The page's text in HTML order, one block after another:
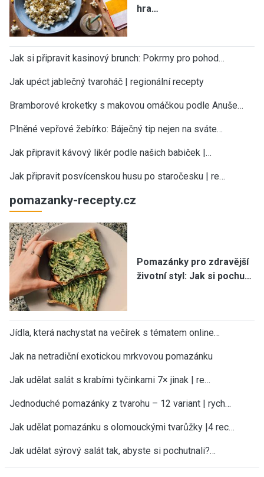
hra…
Jak si připravit kasinový brunch: Pokrmy pro pohod…
Jak upéct jablečný tvaroháč | regionální recepty
Bramborové kroketky s makovou omáčkou podle Anuše…
Plněné vepřové žebírko: Báječný tip nejen na sváte…
Jak připravit kávový likér podle našich babiček |…
Jak připravit posvícenskou husu po staročesku | re…
pomazanky-recepty.cz
Pomazánky pro zdravější
životní styl: Jak si pochu…
Jídla, která nachystat na večírek s tématem online…
Jak na netradiční exotickou mrkvovou pomazánku
Jak udělat salát s krabími tyčinkami 7× jinak | re…
Jednoduché pomazánky z tvarohu – 12 variant | rych…
Jak udělat pomazánku s olomouckými tvarůžky |4 rec…
Jak udělat sýrový salát tak, abyste si pochutnali?…